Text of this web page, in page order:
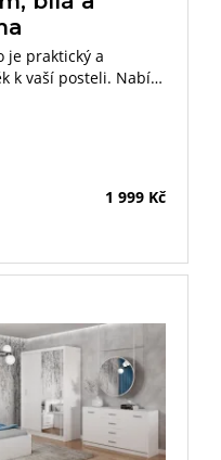
je praktický a
k vaší posteli. Nabízí
se bude perfektně
1 999 Kč